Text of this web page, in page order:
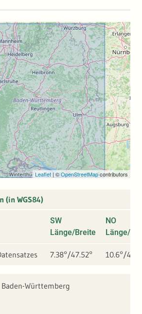
Leaflet | ©OpenStreetMapcontributors
(in WGS84)
SW
Länge/Breite
NO
Länge/
7.38°/47.52° 10.6°/
Baden-Württemberg